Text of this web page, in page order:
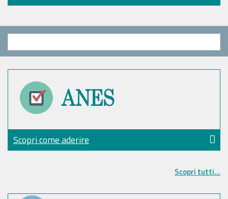
Scopri come aderire
Scopri tutti...